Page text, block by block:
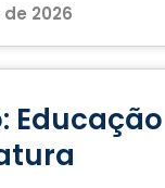
2026